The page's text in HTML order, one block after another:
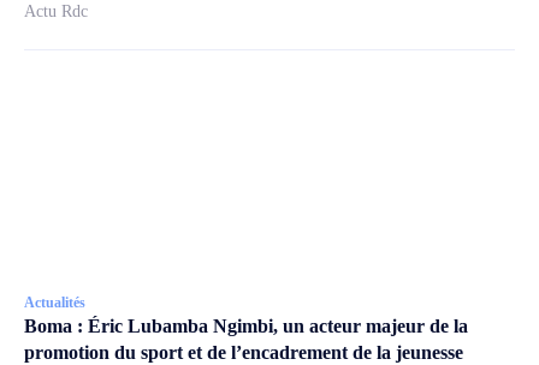
Actu Rdc
Actualités
Boma : Éric Lubamba Ngimbi, un acteur majeur de la
promotion du sport et de l’encadrement de la jeunesse